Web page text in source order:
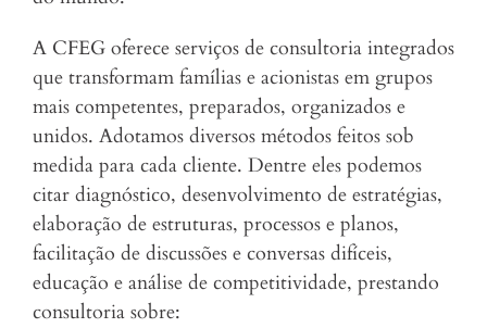
A CFEG oferece serviços de consultoria integrados
que transformam famílias e acionistas em grupos
mais competentes, preparados, organizados e
unidos. Adotamos diversos métodos feitos sob
medida para cada cliente. Dentre eles podemos
citar diagnóstico, desenvolvimento de estratégias,
elaboração de estruturas, processos e planos,
facilitação de discussões e conversas difíceis,
educação e análise de competitividade, prestando
consultoria sobre: